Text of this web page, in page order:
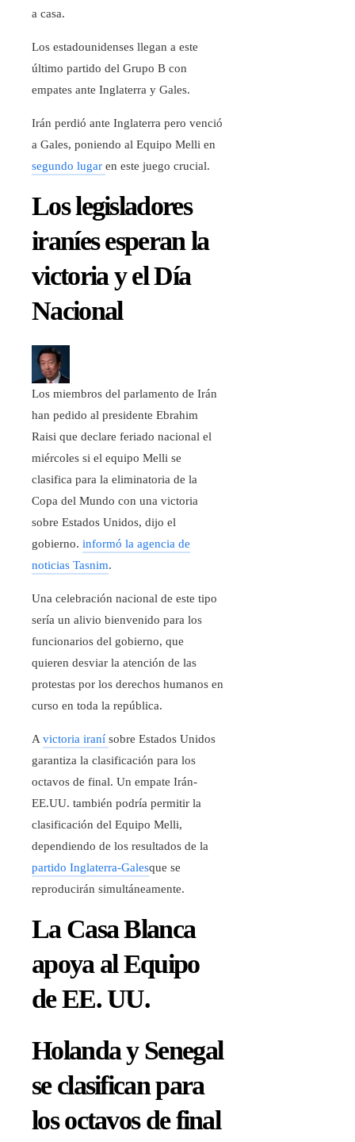
a casa.
Los estadounidenses llegan a este
último partido del Grupo B con
empates ante Inglaterra y Gales.
Irán perdió ante Inglaterra pero venció
a Gales, poniendo al Equipo Melli en
segundo lugar en este juego crucial.
Los legisladores
iraníes esperan la
victoria y el Día
Nacional
Los miembros del parlamento de Irán
han pedido al presidente Ebrahim
Raisi que declare feriado nacional el
miércoles si el equipo Melli se
clasifica para la eliminatoria de la
Copa del Mundo con una victoria
sobre Estados Unidos, dijo el
gobierno. informó la agencia de
noticias Tasnim.
Una celebración nacional de este tipo
sería un alivio bienvenido para los
funcionarios del gobierno, que
quieren desviar la atención de las
protestas por los derechos humanos en
curso en toda la república.
A victoria iraní sobre Estados Unidos
garantiza la clasificación para los
octavos de final. Un empate Irán-
EE.UU. también podría permitir la
clasificación del Equipo Melli,
dependiendo de los resultados de la
partido Inglaterra-Galesque se
reproducirán simultáneamente.
La Casa Blanca
apoya al Equipo
de EE. UU.
Holanda y Senegal
se clasifican para
los octavos de final